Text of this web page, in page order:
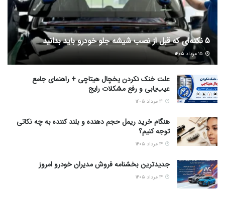
5 نکته‌ای که قبل از نصب شیشه جلو خودرو باید بدانید
علت خنک نکردن یخچال هیتاچی + راهنمای جامع
عیب‌یابی و رفع مشکلات رایج
هنگام خرید ریمل حجم دهنده و بلند کننده به چه نکاتی
توجه کنیم؟
جدیدترین بخشنامه فروش مدیران خودرو امروز